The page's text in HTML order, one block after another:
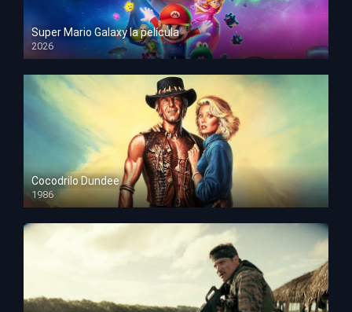
Super Mario Galaxy la película
2026
HD 1080p
Cocodrilo Dundee
1986
HD 1080p